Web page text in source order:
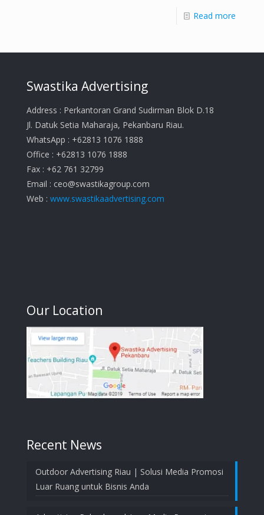
Read more
Swastika Advertising
Address : Perkantoran Grand Sudirman Blok D.18
Jl. Datuk Setia Maharaja, Pekanbaru Riau.
WhatsApp : +62813 1076 1888
Office : +62813 1076 1888
Fax : +62 761 32799
Email : ceo@swastikagroup.com
Web : www.swastikaadvertising.com
Our Location
Recent News
Outdoor Advertising Riau | Solusi Media Promosi
Luar Ruang untuk Bisnis Anda